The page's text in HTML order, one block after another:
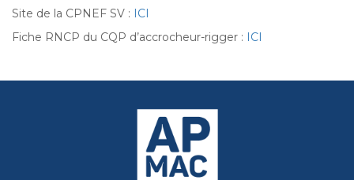
Site de la CPNEF SV :
ICI
Fiche RNCP du CQP d’accrocheur-rigger :
ICI